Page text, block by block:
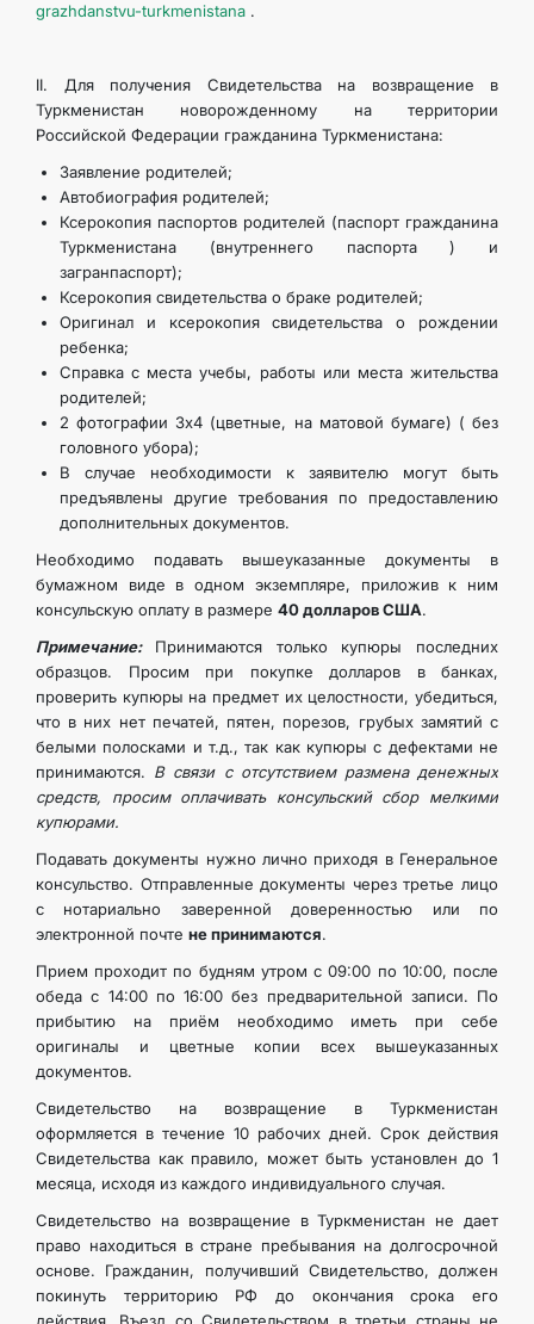
grazhdanstvu-turkmenistana .
II. Для получения Свидетельства на возвращение в
Туркменистан новорожденному на территории
Российской Федерации гражданина Туркменистана:
Заявление родителей;
Автобиография родителей;
Ксерокопия паспортов родителей (паспорт гражданина
Туркменистана (внутреннего паспорта ) и
загранпаспорт);
Ксерокопия свидетельства о браке родителей;
Оригинал и ксерокопия свидетельства о рождении
ребенка;
Справка с места учебы, работы или места жительства
родителей;
2 фотографии 3х4 (цветные, на матовой бумаге) ( без
головного убора);
В случае необходимости к заявителю могут быть
предъявлены другие требования по предоставлению
дополнительных документов.
Необходимо подавать вышеуказанные документы в
бумажном виде в одном экземпляре, приложив к ним
консульскую оплату в размере 40 долларов США.
Примечание: Принимаются только купюры последних
образцов. Просим при покупке долларов в банках,
проверить купюры на предмет их целостности, убедиться,
что в них нет печатей, пятен, порезов, грубых замятий с
белыми полосками и т.д., так как купюры с дефектами не
принимаются. В связи с отсутствием размена денежных
средств, просим оплачивать консульский сбор мелкими
купюрами.
Подавать документы нужно лично приходя в Генеральное
консульство. Отправленные документы через третье лицо
с нотариально заверенной доверенностью или по
электронной почте не принимаются.
Прием проходит по будням утром с 09:00 по 10:00, после
обеда с 14:00 по 16:00 без предварительной записи. По
прибытию на приём необходимо иметь при себе
оригиналы и цветные копии всех вышеуказанных
документов.
Свидетельство на возвращение в Туркменистан
оформляется в течение 10 рабочих дней. Срок действия
Свидетельства как правило, может быть установлен до 1
месяца, исходя из каждого индивидуального случая.
Свидетельство на возвращение в Туркменистан не дает
право находиться в стране пребывания на долгосрочной
основе. Гражданин, получивший Свидетельство, должен
покинуть территорию РФ до окончания срока его